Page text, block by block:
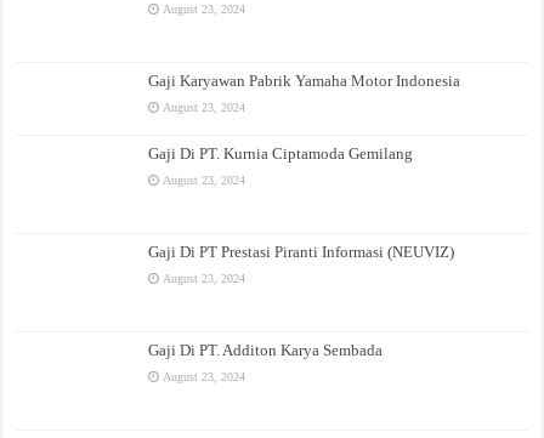
August 23, 2024
Gaji Karyawan Pabrik Yamaha Motor Indonesia
August 23, 2024
Gaji Di PT. Kurnia Ciptamoda Gemilang
August 23, 2024
Gaji Di PT Prestasi Piranti Informasi (NEUVIZ)
August 23, 2024
Gaji Di PT. Additon Karya Sembada
August 23, 2024